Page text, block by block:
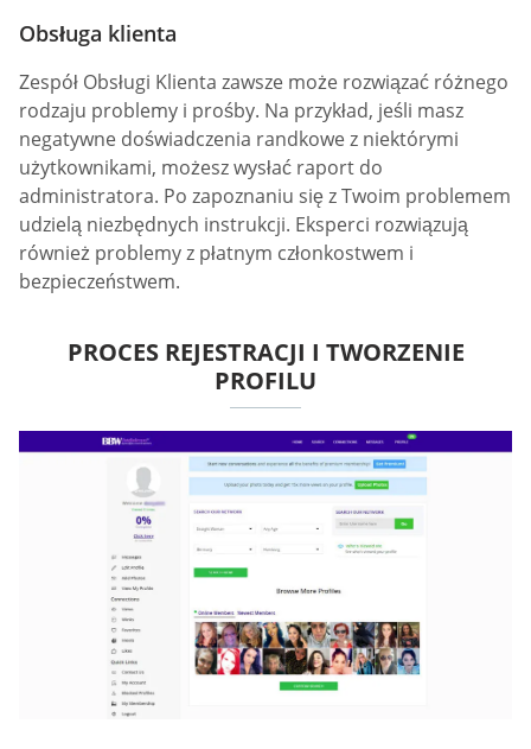
Obsługa klienta
Zespół Obsługi Klienta zawsze może rozwiązać różnego
rodzaju problemy i prośby. Na przykład, jeśli masz
negatywne doświadczenia randkowe z niektórymi
użytkownikami, możesz wysłać raport do
administratora. Po zapoznaniu się z Twoim problemem
udzielą niezbędnych instrukcji. Eksperci rozwiązują
również problemy z płatnym członkostwem i
bezpieczeństwem.
PROCES REJESTRACJI I TWORZENIE
PROFILU